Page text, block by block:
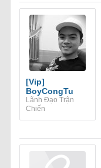
[Vip]
BoyCongTu
Lãnh Đạo Trận
Chiến